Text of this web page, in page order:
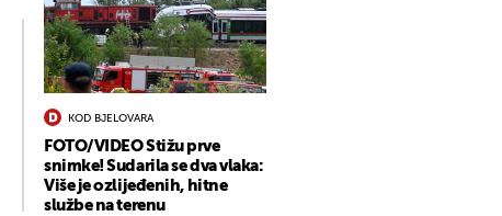
KOD BJELOVARA
FOTO/VIDEO Stižu prve
snimke! Sudarila se dva vlaka:
Više je ozlijeđenih, hitne
službe na terenu